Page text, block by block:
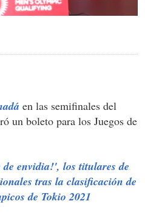
en las semifinales del
un boleto para los Juegos de
de envidia!', los titulares de
tras la clasificación de
de Tokio 2021